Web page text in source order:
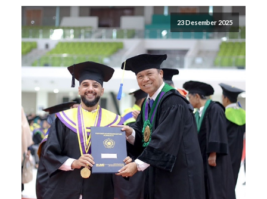
23 Desember 2025